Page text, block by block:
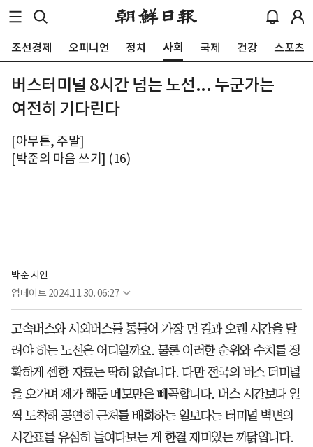
조선경제 오피니언 정치 사회 국제 건강 스포츠
버스터미널 8시간 넘는 노선... 누군가는
여전히 기다린다
[아무튼, 주말]
[박준의 마음 쓰기] (16)
박준 시인
업데이트 2024.11.30. 06:27
고속버스와 시외버스를 통틀어 가장 먼 길과 오랜 시간을 달
려야 하는 노선은 어디일까요. 물론 이러한 순위와 수치를 정
확하게 셈한 자료는 딱히 없습니다. 다만 전국의 버스 터미널
을 오가며 제가 해둔 메모만은 빼곡합니다. 버스 시간보다 일
찍 도착해 공연히 근처를 배회하는 일보다는 터미널 벽면의
시간표를 유심히 들여다보는 게 한결 재미있는 까닭입니다.